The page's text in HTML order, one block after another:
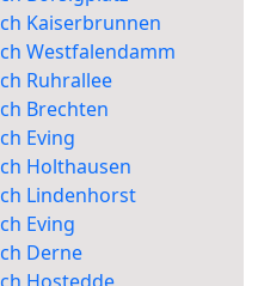
Kaiserbrunnen
Westfalendamm
Ruhrallee
Brechten
Eving
Holthausen
Lindenhorst
Eving
Derne